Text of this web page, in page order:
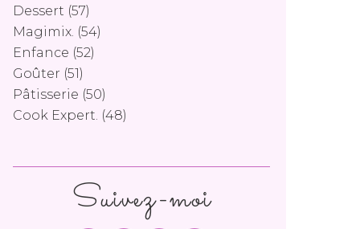
Dessert (57)
Magimix. (54)
Enfance (52)
Goûter (51)
Pâtisserie (50)
Cook Expert. (48)
Suivez-moi